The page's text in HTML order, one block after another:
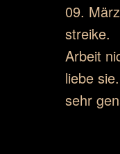
09.
streike.
Arbeit
liebe
sehr